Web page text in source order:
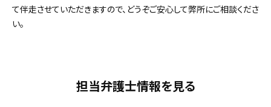
て伴走させていただきますので、どうぞご安心して弊所にご相談くださ
い。
担当弁護士情報を見る